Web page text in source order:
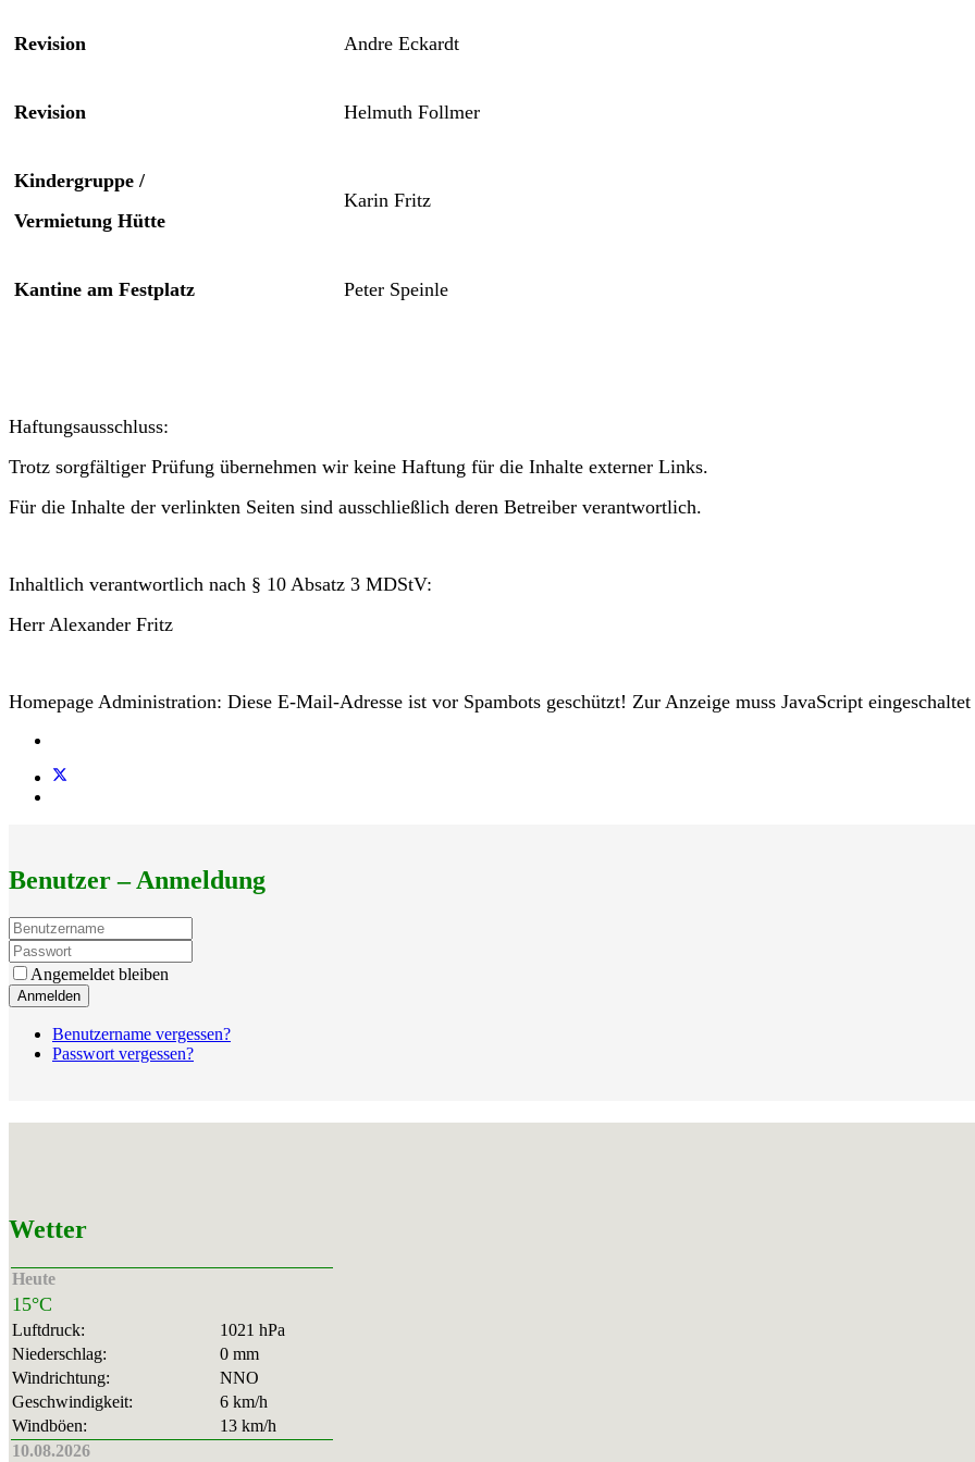
Revision Andre Eckardt
Revision Helmuth Follmer
Kindergruppe /
Vermietung Hütte
Karin Fritz
Kantine am Festplatz Peter Speinle
Haftungsausschluss:
Trotz sorgfältiger Prüfung übernehmen wir keine Haftung für die Inhalte externer Links.
Für die Inhalte der verlinkten Seiten sind ausschließlich deren Betreiber verantwortlich.
Inhaltlich verantwortlich nach § 10 Absatz 3 MDStV:
Herr Alexander Fritz
Homepage Administration: Diese E-Mail-Adresse ist vor Spambots geschützt! Zur Anzeige muss JavaScript eingeschaltet
Benutzer – Anmeldung
Angemeldet bleiben
Anmelden
Benutzername vergessen?
Passwort vergessen?
Wetter
Heute
15°C
Luftdruck:
1021 hPa
Niederschlag:
0 mm
Windrichtung:
NNO
Geschwindigkeit:
6 km/h
Windböen:
13 km/h
10.08.2026